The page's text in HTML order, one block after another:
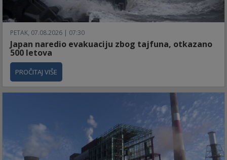
PETAK, 07.08.2026 | 07:30
Japan naredio evakuaciju zbog tajfuna, otkazano
500 letova
PROČITAJ VIŠE